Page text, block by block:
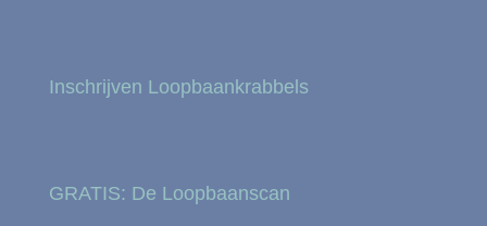
Inschrijven Loopbaankrabbels
GRATIS: De Loopbaanscan